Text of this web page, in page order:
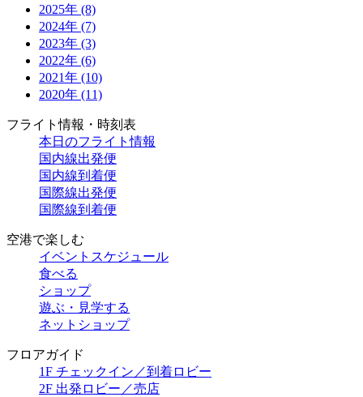
2025年 (8)
2024年 (7)
2023年 (3)
2022年 (6)
2021年 (10)
2020年 (11)
フライト情報・時刻表
本日のフライト情報
国内線出発便
国内線到着便
国際線出発便
国際線到着便
空港で楽しむ
イベントスケジュール
食べる
ショップ
遊ぶ・見学する
ネットショップ
フロアガイド
1F チェックイン／到着ロビー
2F 出発ロビー／売店